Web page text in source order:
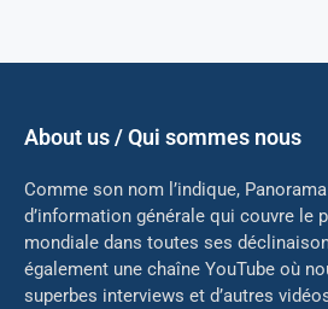
About us / Qui sommes nous
Comme son nom l’indique,
d’information générale qui couvre le
mondiale dans toutes ses
également une chaîne YouTube où
superbes interviews et d’autres